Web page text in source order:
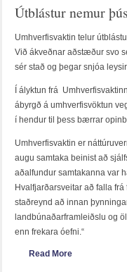
Útblástur nemur
Umhverfisvaktin telur
Við ákveðnar aðstæður svo
sér stað og þegar snjóa
Í ályktun frá
ábyrgð á umhverfisvöktun
í hendur til þess bærrar
Umhverfisvaktin er
augu samtaka beinist að
aðalfundur samtakanna var
Hvalfjarðarsveitar að falla
staðreynd að innan
landbúnaðarframleiðslu og
enn frekara óefni.“
Read More